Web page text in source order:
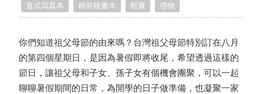
TinTint Unboxing
Recommended Projects
How to Take Photos
直式寫真本
精裝映畫本 框畫 禮物
你們知道祖父母節的由來嗎？台灣祖父母節特別訂在八月
的第四個星期日，是因為暑假即將收尾，希望透過這樣的
節日，讓祖父母和子女、孫子女有個機會團聚，可以一起
聊聊暑假期間的日常，為開學的日子做準備，也凝聚一家